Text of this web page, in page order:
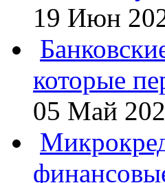
19 Июн
которые
05 Май